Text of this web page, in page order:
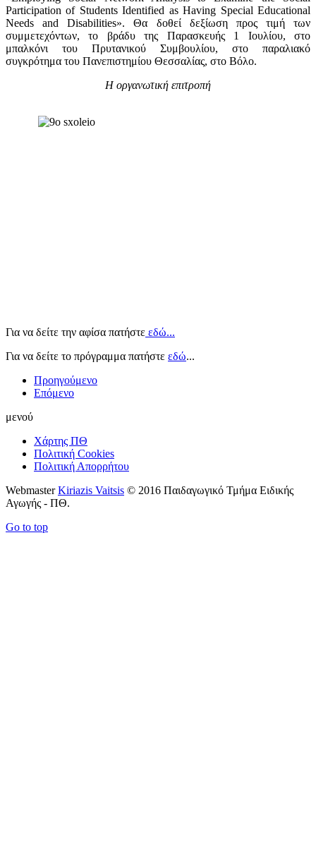
Participation of Students Identified as Having Special Educational
Needs and Disabilities». Θα δοθεί δεξίωση προς τιμή των
συμμετεχόντων, το βράδυ της Παρασκευής 1 Ιουλίου, στο
μπαλκόνι του Πρυτανικού Συμβουλίου, στο παραλιακό
συγκρότημα του Πανεπιστημίου Θεσσαλίας, στο Βόλο.
Η οργανωτική επιτροπή
Για να δείτε την αφίσα πατήστε εδώ...
Για να δείτε το πρόγραμμα πατήστε εδώ...
Προηγούμενο
Επόμενο
μενού
Χάρτης ΠΘ
Πολιτική Cookies
Πολιτική Απορρήτου
WebmasterKiriazis Vaitsis © 2016 Παιδαγωγικό Τμήμα Ειδικής
Αγωγής - ΠΘ.
Go to top